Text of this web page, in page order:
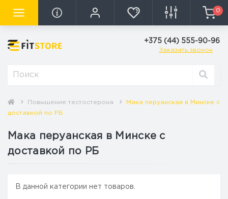
0
+375 (44) 555-90-96
Заказать звонок
Повышение тестостерона
Мака перуанская в Минске с
доставкой по РБ
Мака перуанская в Минске с
доставкой по РБ
В данной категории нет товаров.